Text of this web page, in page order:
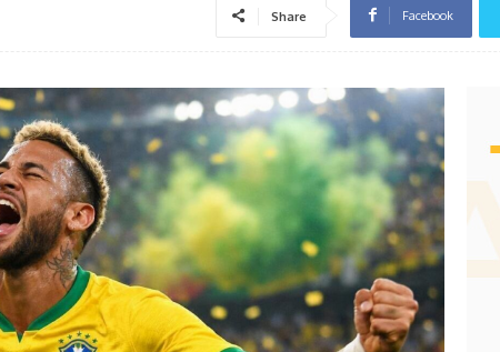
Share Facebook